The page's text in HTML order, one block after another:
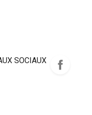
SOCIAUX